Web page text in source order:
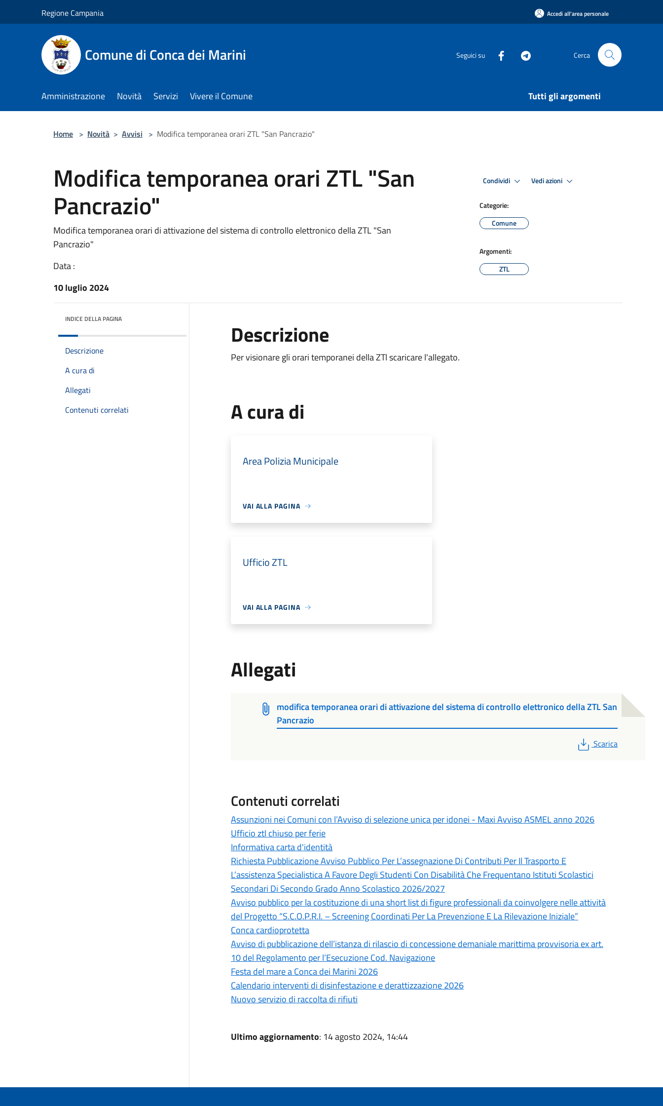
Regione Campania Accedi all'area personale
Comune di Conca dei Marini Seguici su Cerca
Amministrazione Novità Servizi Vivere il Comune Tutti gli argomenti
Home > Novità > Avvisi > Modifica temporanea orari ZTL "San Pancrazio"
Modifica temporanea orari ZTL "San
Pancrazio"
Modifica temporanea orari di attivazione del sistema di controllo elettronico della ZTL "San
Pancrazio"
Data :
10 luglio 2024
Condividi Vedi azioni
Categorie:
Comune
Argomenti:
ZTL
INDICE DELLA PAGINA
Descrizione
A cura di
Allegati
Contenuti correlati
Descrizione
Per visionare gli orari temporanei della ZTl scaricare l'allegato.
A cura di
Area Polizia Municipale
VAI ALLA PAGINA
Ufficio ZTL
VAI ALLA PAGINA
Allegati
modifica temporanea orari di attivazione del sistema di controllo elettronico della ZTL San
Pancrazio
PDF
Scarica
Contenuti correlati
Assunzioni nei Comuni con l’Avviso di selezione unica per idonei - Maxi Avviso ASMEL anno 2026
Ufficio ztl chiuso per ferie
Informativa carta d'identità
Richiesta Pubblicazione Avviso Pubblico Per L’assegnazione Di Contributi Per Il Trasporto E
L’assistenza Specialistica A Favore Degli Studenti Con Disabilità Che Frequentano Istituti Scolastici
Secondari Di Secondo Grado Anno Scolastico 2026/2027
Avviso pubblico per la costituzione di una short list di figure professionali da coinvolgere nelle attività
del Progetto “S.C.O.P.R.I. – Screening Coordinati Per La Prevenzione E La Rilevazione Iniziale”
Conca cardioprotetta
Avviso di pubblicazione dell’istanza di rilascio di concessione demaniale marittima provvisoria ex art.
10 del Regolamento per l’Esecuzione Cod. Navigazione
Festa del mare a Conca dei Marini 2026
Calendario interventi di disinfestazione e derattizzazione 2026
Nuovo servizio di raccolta di rifiuti
Ultimo aggiornamento: 14 agosto 2024, 14:44